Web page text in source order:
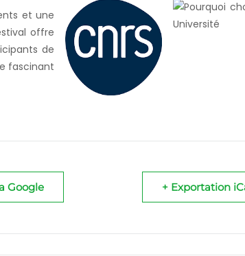
et une
offre
de
fascinant
Google + Exportation